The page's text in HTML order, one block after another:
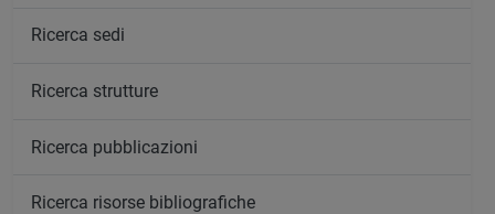
Ricerca sedi
Ricerca strutture
Ricerca pubblicazioni
Ricerca risorse bibliografiche